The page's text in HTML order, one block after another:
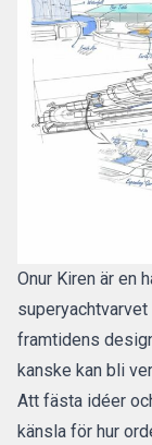
Onur Kiren är en
framtidens
kanske kan bli
Att fästa idéer
känsla för hur